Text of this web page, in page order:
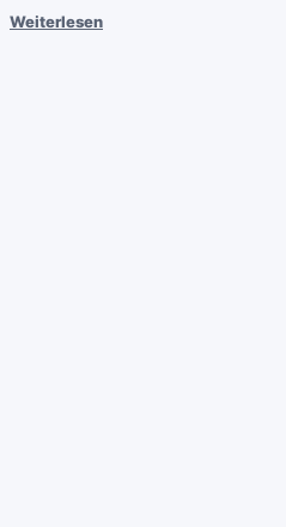
Weiterlesen